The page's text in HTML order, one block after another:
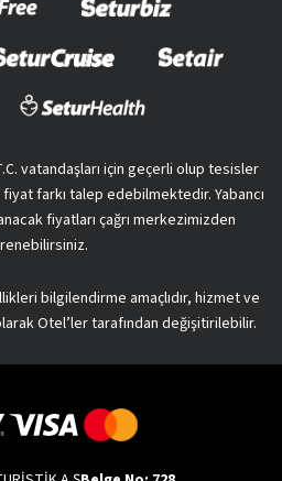
vatandaşları için geçerli olup tesisler
farkı talep edebilmektedir. Yabancı
fiyatları çağrı merkezimizden
bilgilendirme amaçlıdır, hizmet ve
Otel’ler tarafından değişitirilebilir.